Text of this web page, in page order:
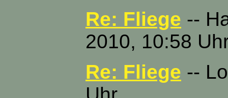
Re: Fliege --
2010, 10:58
Re: Fliege --